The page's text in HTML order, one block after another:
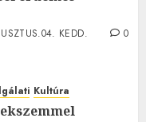
KEDD.
0
Kultúra